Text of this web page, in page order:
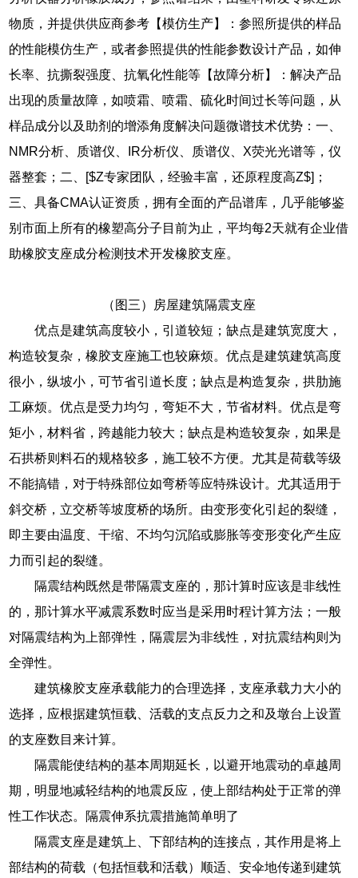
物质，并提供供应商参考【模仿生产】：参照所提供的样品
的性能模仿生产，或者参照提供的性能参数设计产品，如伸
长率、抗撕裂强度、抗氧化性能等【故障分析】：解决产品
出现的质量故障，如喷霜、喷霜、硫化时间过长等问题，从
样品成分以及助剂的增添角度解决问题微谱技术优势：一、
NMR分析、质谱仪、IR分析仪、质谱仪、X荧光光谱等，仪
器整套；二、[$Z专家团队，经验丰富，还原程度高Z$]；
三、具备CMA认证资质，拥有全面的产品谱库，几乎能够鉴
别市面上所有的橡塑高分子目前为止，平均每2天就有企业借
助橡胶支座成分检测技术开发橡胶支座。
（图三）房屋建筑隔震支座
优点是建筑高度较小，引道较短；缺点是建筑宽度大，
构造较复杂，橡胶支座施工也较麻烦。优点是建筑建筑高度
很小，纵坡小，可节省引道长度；缺点是构造复杂，拱肋施
工麻烦。优点是受力均匀，弯矩不大，节省材料。优点是弯
矩小，材料省，跨越能力较大；缺点是构造较复杂，如果是
石拱桥则料石的规格较多，施工较不方便。尤其是荷载等级
不能搞错，对于特殊部位如弯桥等应特殊设计。尤其适用于
斜交桥，立交桥等坡度桥的场所。由变形变化引起的裂缝，
即主要由温度、干缩、不均匀沉陷或膨胀等变形变化产生应
力而引起的裂缝。
隔震结构既然是带隔震支座的，那计算时应该是非线性
的，那计算水平减震系数时应当是采用时程计算方法；一般
对隔震结构为上部弹性，隔震层为非线性，对抗震结构则为
全弹性。
建筑橡胶支座承载能力的合理选择，支座承载力大小的
选择，应根据建筑恒载、活载的支点反力之和及墩台上设置
的支座数目来计算。
隔震能使结构的基本周期延长，以避开地震动的卓越周
期，明显地减轻结构的地震反应，使上部结构处于正常的弹
性工作状态。隔震伸系抗震措施简单明了
隔震支座是建筑上、下部结构的连接点，其作用是将上
部结构的荷载（包括恒载和活载）顺适、安伞地传递到建筑